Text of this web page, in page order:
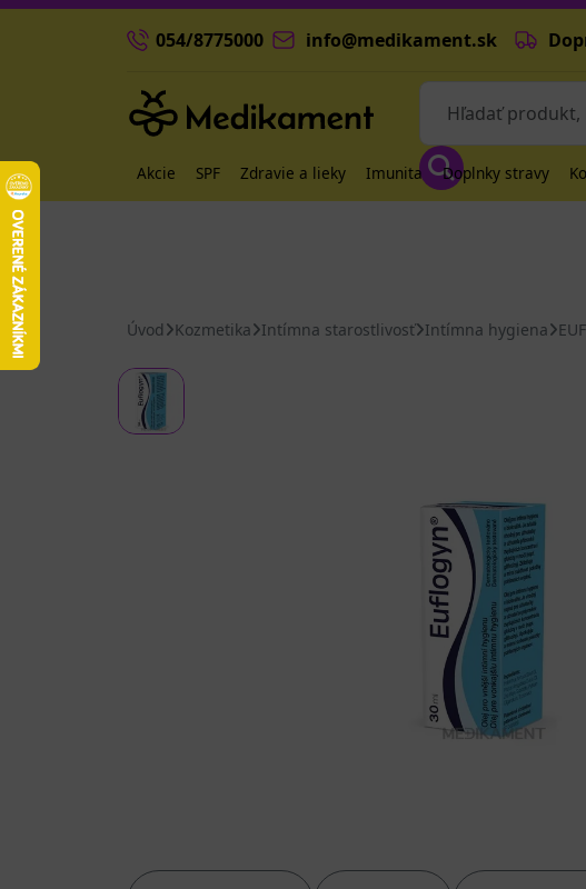
054/8775000 info@medikament.sk
Akcie SPF Zdravie a lieky Imunita Doplnky stravy
Úvod Kozmetika Intímna starostlivosť Intímna hygiena